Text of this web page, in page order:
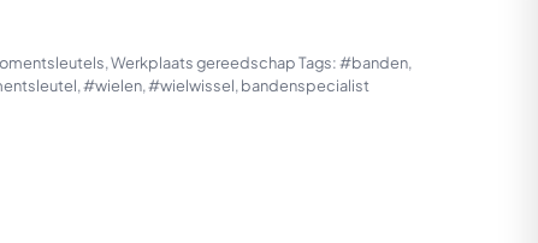
,Werkplaats gereedschapTags:#banden,
,#wielen,#wielwissel, bandenspecialist